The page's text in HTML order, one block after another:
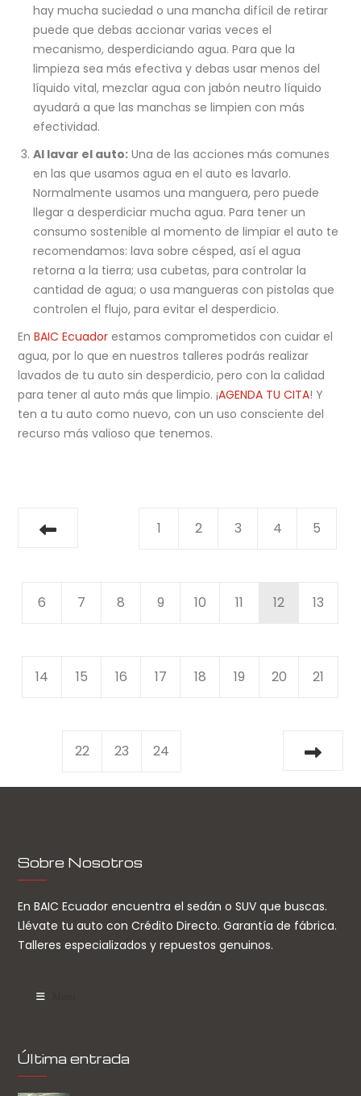
hay mucha suciedad o una mancha difícil de retirar
puede que debas accionar varias veces el
mecanismo, desperdiciando agua. Para que la
limpieza sea más efectiva y debas usar menos del
líquido vital, mezclar agua con jabón neutro líquido
ayudará a que las manchas se limpien con más
efectividad.
Al lavar el auto:Una de las acciones más comunes
en las que usamos agua en el auto es lavarlo.
Normalmente usamos una manguera, pero puede
llegar a desperdiciar mucha agua. Para tener un
consumo sostenible al momento de limpiar el auto te
recomendamos: lava sobre césped, así el agua
retorna a la tierra; usa cubetas, para controlar la
cantidad de agua; o usa mangueras con pistolas que
controlen el flujo, para evitar el desperdicio.
EnBAIC Ecuador estamos comprometidos con cuidar el
agua, por lo que en nuestros talleres podrás realizar
lavados de tu auto sin desperdicio, pero con la calidad
para tener al auto más que limpio. ¡AGENDA TU CITA! Y
ten a tu auto como nuevo, con un uso consciente del
recurso más valioso que tenemos.
1 2 3 4 5
6 7 8 9 10 11 12 13
14 15 16 17 18 19 20 21
22 23 24
Sobre Nosotros
En BAIC Ecuador encuentra el sedán o SUV que buscas.
Llévate tu auto con Crédito Directo. Garantía de fábrica.
Talleres especializados y repuestos genuinos.
Última entrada